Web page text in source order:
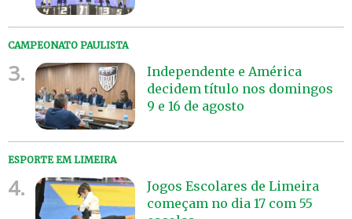
CAMPEONATO PAULISTA
3.
Independente e América
decidem título nos domingos
9 e 16 de agosto
ESPORTE EM LIMEIRA
4.
Jogos Escolares de Limeira
começam no dia 17 com 55